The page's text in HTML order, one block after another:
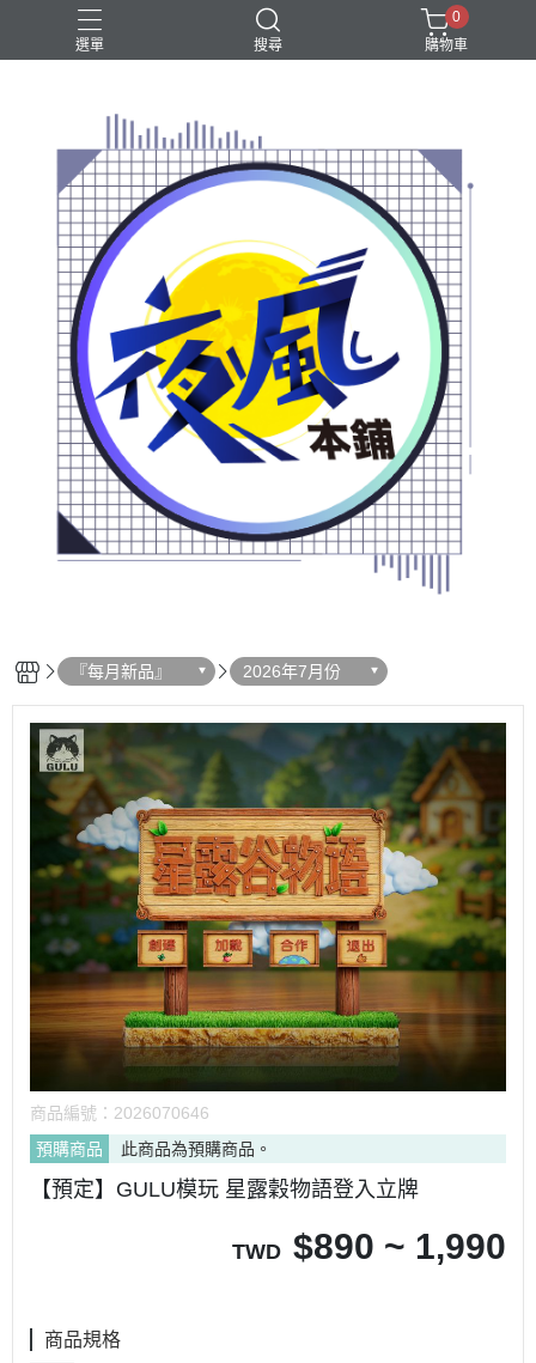
選單 搜尋
0
購物車
『每月新品』 2026年7月份
商品編號： 2026070646
預購商品
此商品為預購商品。
【預定】GULU模玩 星露穀物語登入立牌
TWD $890 ~ 1,990
商品規格